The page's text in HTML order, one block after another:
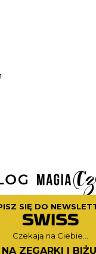
SIĘ DO
Czekają na Ciebie...
ZEGARKI I